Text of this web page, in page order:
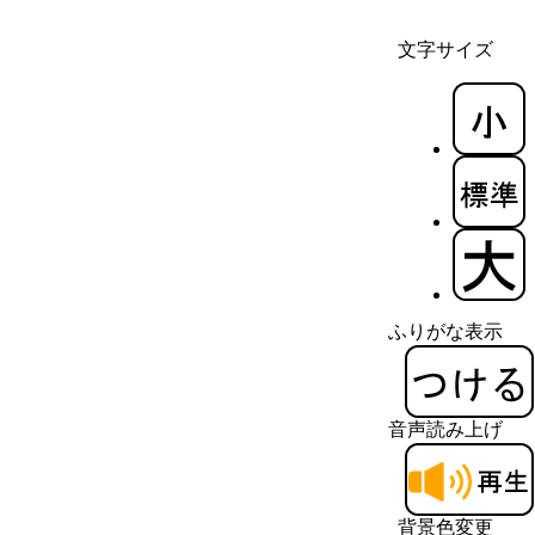
文字サイズ
ふりがな表示
音声読み上げ
背景色変更